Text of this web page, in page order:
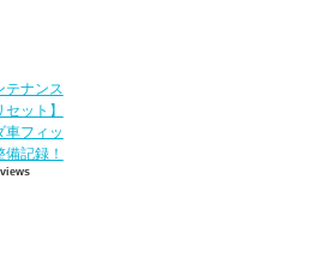
テナンス
ット】
車フィッ
備記録！